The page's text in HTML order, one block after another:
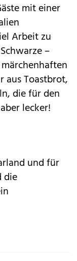
mit einer
Arbeit zu
–
aus Toastbrot,
die für den
lecker!
und für
die